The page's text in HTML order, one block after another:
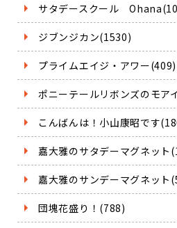
サタデースクール
ジブンジカン(1530)
プライムエイジ・アワー(409)
ポニーテールリボンズのモア
こんばんは！小山康昭です
嘉大雅のサタデーマグネット
嘉大雅のサンデーマグネット
団塊花盛り！(788)